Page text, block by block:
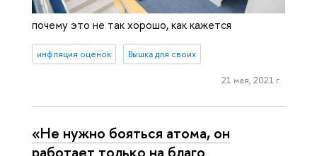
почему это не так хорошо, как кажется
инфляция оценок Вышка для своих
21 мая, 2021 г.
«Не нужно бояться атома, он
работает только на благо